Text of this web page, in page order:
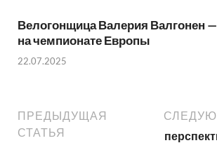
Велогонщица Валерия Валгонен
на чемпионате Европы
22.07.2025
ПРЕДЫДУЩАЯ
СТАТЬЯ